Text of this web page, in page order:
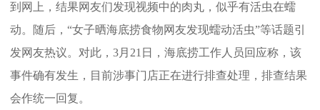
到网上，结果网友们发现视频中的肉丸，似乎有活虫在蠕
动。随后，“女子晒海底捞食物网友发现蠕动活虫”等话题引
发网友热议。对此，3月21日，海底捞工作人员回应称，该
事件确有发生，目前涉事门店正在进行排查处理，排查结果
会作统一回复。